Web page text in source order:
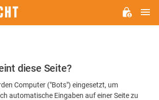
diese Seite?
Computer ("Bots") eingesetzt, um
automatische Eingaben auf einer Seite zu